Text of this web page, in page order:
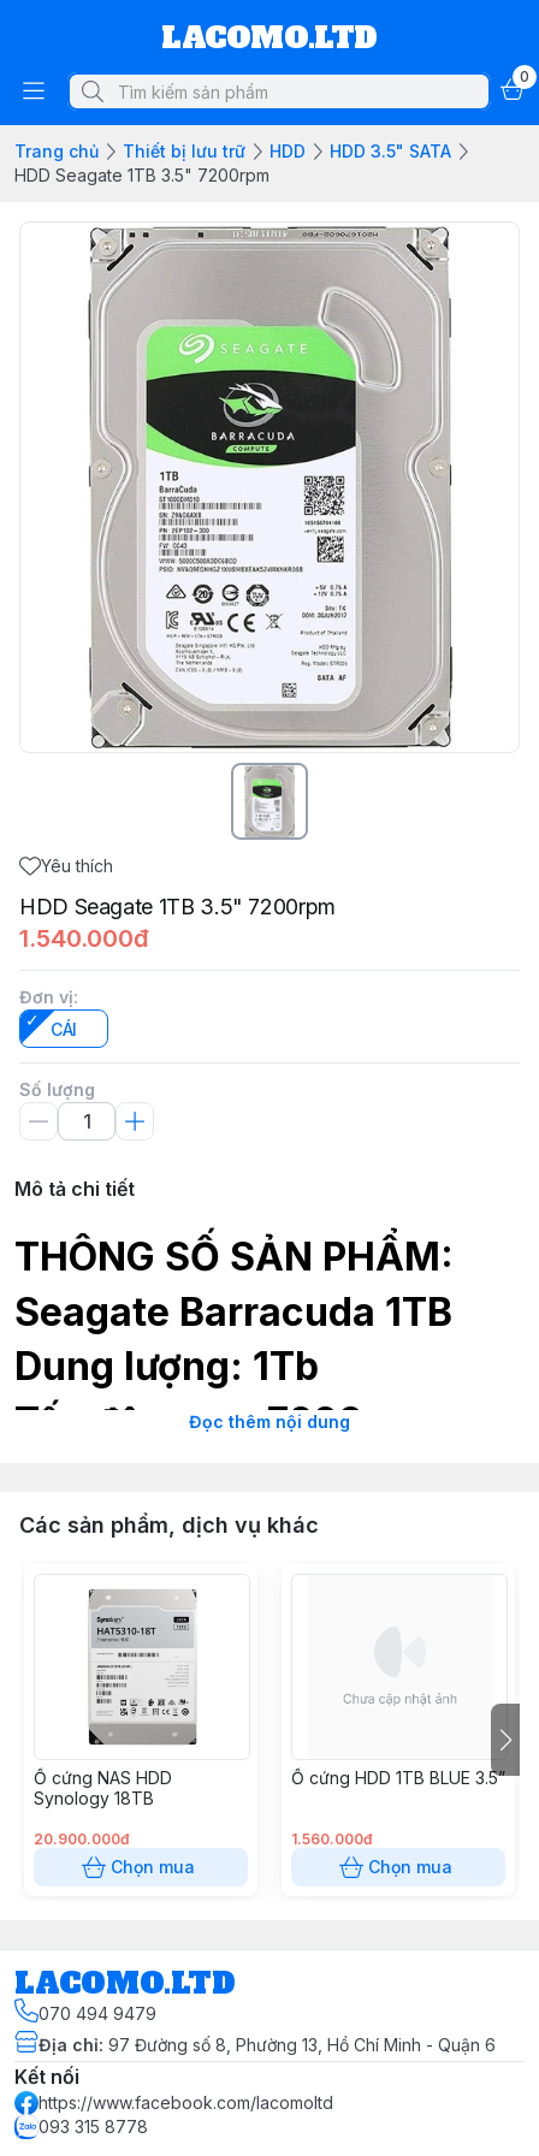
LACOMO.LTD
0
Trang chủ Thiết bị lưu trữ HDD
HDD 3.5" SATA
HDD Seagate 1TB 3.5" 7200rpm
Yêu thích
HDD Seagate 1TB 3.5" 7200rpm
1.540.000đ
Đơn vị:
CÁI
Số lượng
Mô tả chi tiết
THÔNG SỐ SẢN PHẨM:
Seagate Barracuda 1TB
Dung lượng: 1Tb
Tốc độ quay: 7200rpm
Chuẩn giao tiếp: SATA3
Kích thước: 3.5Inch
Đọc thêm nội dung
Các sản phẩm, dịch vụ khác
Ổ cứng NAS HDD
Synology 18TB
20.900.000đ
Chọn mua
Ổ cứng HDD 1TB BLUE 3.5”
1.560.000đ
Chọn mua
LACOMO.LTD
070 494 9479
Địa chỉ: 97 Đường số 8, Phường 13, Hồ Chí Minh - Quận 6
Kết nối
https://www.facebook.com/lacomoltd
093 315 8778